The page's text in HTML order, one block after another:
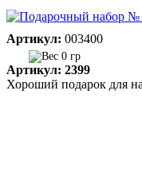
Артикул: 003400
0 гр
Артикул: 2399
Хороший подарок для